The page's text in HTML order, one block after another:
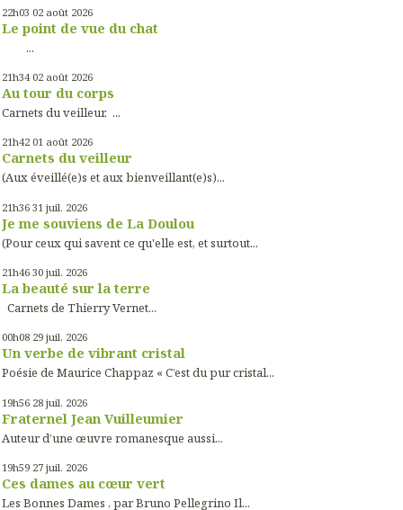
22h03 02 août 2026
Le point de vue du chat
...
21h34 02 août 2026
Au tour du corps
Carnets du veilleur. ...
21h42 01 août 2026
Carnets du veilleur
(Aux éveillé(e)s et aux bienveillant(e)s)...
21h36 31 juil. 2026
Je me souviens de La Doulou
(Pour ceux qui savent ce qu'elle est, et surtout...
21h46 30 juil. 2026
La beauté sur la terre
Carnets de Thierry Vernet...
00h08 29 juil. 2026
Un verbe de vibrant cristal
Poésie de Maurice Chappaz « C’est du pur cristal...
19h56 28 juil. 2026
Fraternel Jean Vuilleumier
Auteur d’une œuvre romanesque aussi...
19h59 27 juil. 2026
Ces dames au cœur vert
Les Bonnes Dames , par Bruno Pellegrino Il...